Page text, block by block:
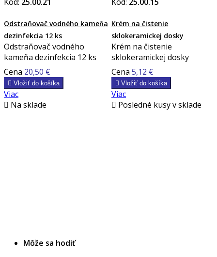
Kód: 25.00.21
Odstraňovač vodného kameňa
dezinfekcia 12 ks
Odstraňovač vodného
kameňa dezinfekcia 12 ks
Cena 20,50 €
 Vložiť do košíka
Viac
 Na sklade
Kód: 25.00.15
Krém na čistenie
sklokeramickej dosky
Krém na čistenie
sklokeramickej dosky
Cena 5,12 €
 Vložiť do košíka
Viac
 Posledné kusy v sklade
Môže sa hodiť